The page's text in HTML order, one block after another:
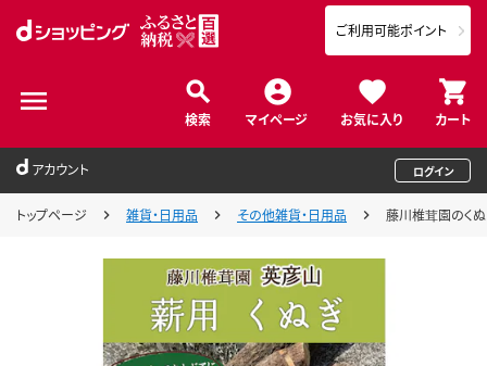
検索 マイページ お気に入り カート
ご利用可能ポイント
アカウント ログイン
トップページ 雑貨・日用品 その他雑貨・日用品 藤川椎茸園のく